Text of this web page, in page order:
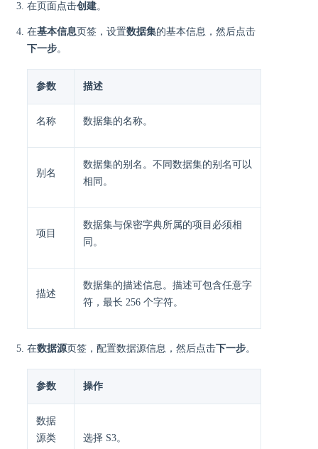
在页面点击创建。
在基本信息页签，设置数据集的基本信息，然后点击
下一步。
参数 描述
名称 数据集的名称。
别名
数据集的别名。不同数据集的别名可以
相同。
项目
数据集与保密字典所属的项目必须相
同。
描述
数据集的描述信息。描述可包含任意字
符，最长 256 个字符。
在数据源页签，配置数据源信息，然后点击下一步。
参数 操作
数据
源类
选择 S3。